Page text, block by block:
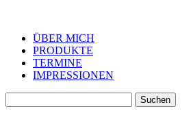
ÜBER MICH
PRODUKTE
TERMINE
IMPRESSIONEN
nach: